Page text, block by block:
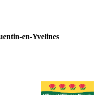
en-Yvelines